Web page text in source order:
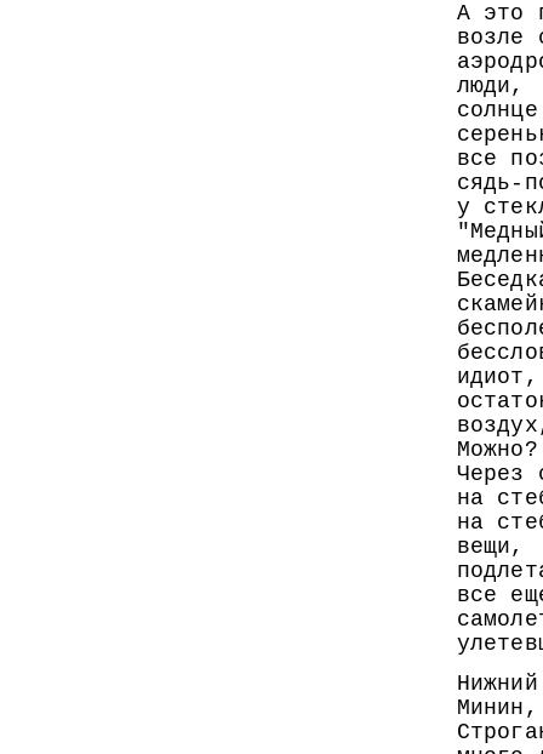
А это
возле
люди,
все
сядь-
у
идиот,
Через
на
на
вещи,
все
Минин,